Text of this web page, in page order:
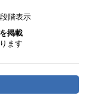
階表示
掲載
ます